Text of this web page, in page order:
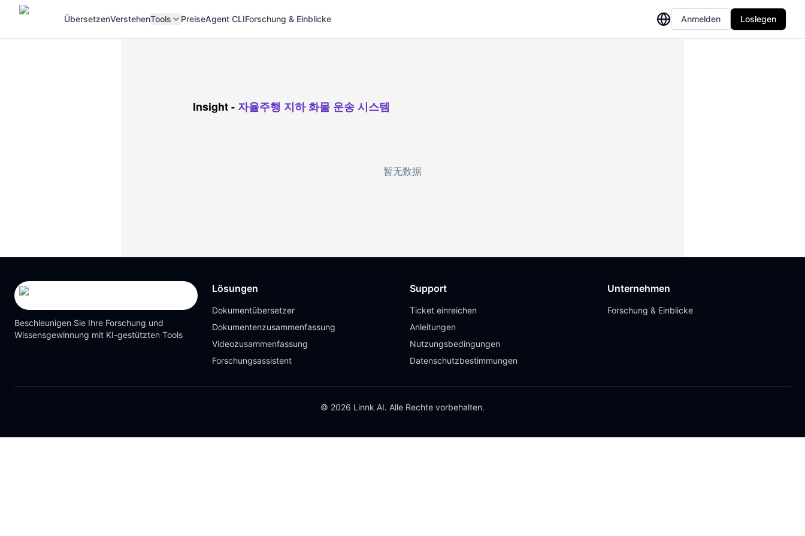
ÜbersetzenVerstehenTools PreiseAgent CLIForschung & Einblicke Anmelden Loslegen
Insight- 자율주행 지하 화물 운송 시스템
暂无数据
Beschleunigen Sie Ihre Forschung und
Wissensgewinnung mit KI-gestützten Tools
Lösungen
Dokumentübersetzer
Dokumentenzusammenfassung
Videozusammenfassung
Forschungsassistent
Support
Ticket einreichen
Anleitungen
Nutzungsbedingungen
Datenschutzbestimmungen
Unternehmen
Forschung & Einblicke
© 2026 Linnk AI. Alle Rechte vorbehalten.